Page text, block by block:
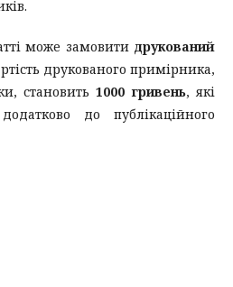
може замовити друкований
друкованого примірника,
становить1000 гривень, які
до публікаційного